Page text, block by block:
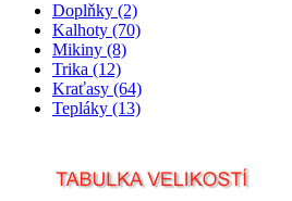
Doplňky (2)
Kalhoty (70)
Mikiny (8)
Trika (12)
Kraťasy (64)
Tepláky (13)